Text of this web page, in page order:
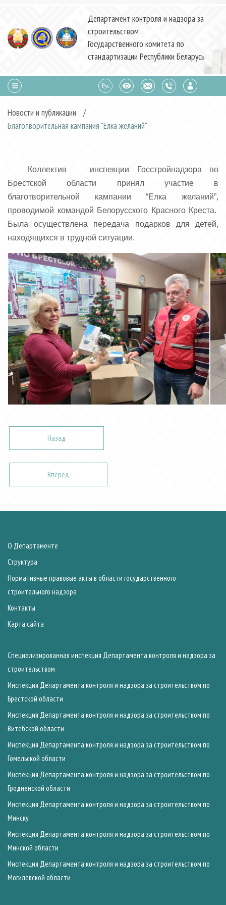
Департамент контроля и надзора за
строительством
Государственного комитета по
стандартизации Республики Беларусь
Новости и публикации
/
Благотворительная кампания "Елка желаний"
Коллектив инспекции Госстройнадзора по
Брестской области принял участие в
благотворительной кампании “Елка желаний”,
проводимой командой Белорусского Красного Креста.
Была осуществлена передача подарков для детей,
находящихся в трудной ситуации.
Назад
Вперед
О Департаменте
Структура
Нормативные правовые акты в области государственного
строительного надзора
Контакты
Карта сайта
Специализированная инспекция Департамента контроля и надзора за
строительством
Инспекция Департамента контроля и надзора за строительством по
Брестской области
Инспекция Департамента контроля и надзора за строительством по
Витебской области
Инспекция Департамента контроля и надзора за строительством по
Гомельской области
Инспекция Департамента контроля и надзора за строительством по
Гродненской области
Инспекция Департамента контроля и надзора за строительством по
Минску
Инспекция Департамента контроля и надзора за строительством по
Минской области
Инспекция Департамента контроля и надзора за строительством по
Могилевской области